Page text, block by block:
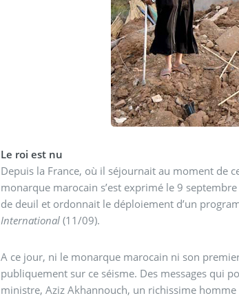
Le roi est nu
Depuis la France, où il séjournait au moment de
monarque marocain s’est exprimé le 9
de deuil et ordonnait le déploiement d’un
International(11/09).
A ce jour, ni le monarque marocain ni son
publiquement sur ce séisme. Des messages qui
ministre, Aziz Akhannouch, un richissime